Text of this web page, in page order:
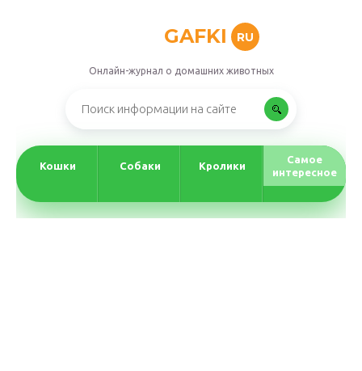
GAFKI RU
Онлайн-журнал о домашних животных
Кошки Собаки Кролики
Самое
интересное